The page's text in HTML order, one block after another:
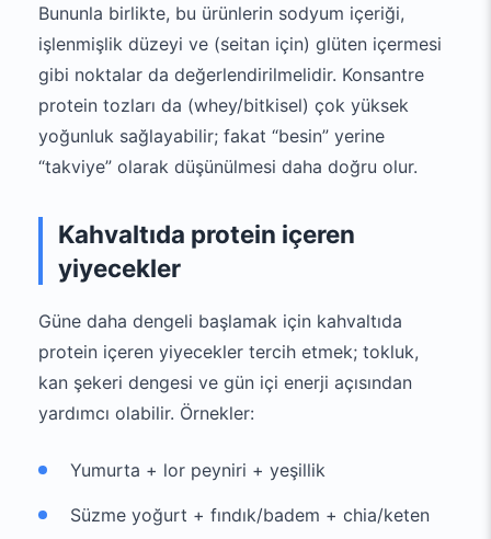
Bununla birlikte, bu ürünlerin sodyum içeriği,
işlenmişlik düzeyi ve (seitan için) glüten içermesi
gibi noktalar da değerlendirilmelidir. Konsantre
protein tozları da (whey/bitkisel) çok yüksek
yoğunluk sağlayabilir; fakat “besin” yerine
“takviye” olarak düşünülmesi daha doğru olur.
Kahvaltıda protein içeren
yiyecekler
Güne daha dengeli başlamak için kahvaltıda
protein içeren yiyecekler tercih etmek; tokluk,
kan şekeri dengesi ve gün içi enerji açısından
yardımcı olabilir. Örnekler:
Yumurta + lor peyniri + yeşillik
Süzme yoğurt + fındık/badem + chia/keten